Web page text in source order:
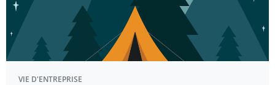
VIE D'ENTREPRISE